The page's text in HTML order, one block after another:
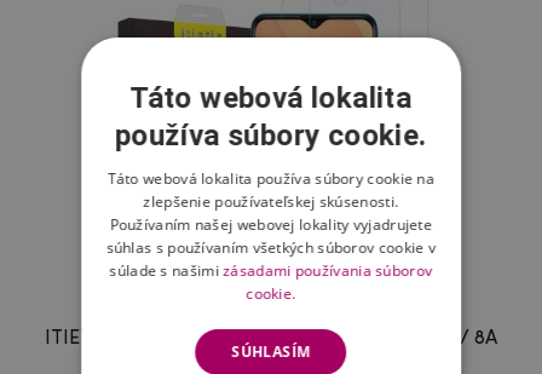
ITIETIE tvrdené sklo pre mobil Xiaomi Redmi 8 / 8A
- 2ks
Táto webová lokalita
používa súbory cookie.
Táto webová lokalita používa súbory cookie na
zlepšenie používateľskej skúsenosti.
Používaním našej webovej lokality vyjadrujete
súhlas s používaním všetkých súborov cookie v
súlade s našimizásadami používania súborov
cookie.
SÚHLASÍM